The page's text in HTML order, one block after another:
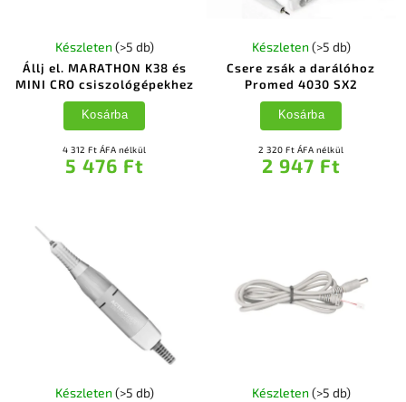
Állj el. MARATHON K38 és
MINI CRO csiszológépekhez
Készleten (>5 db)
4 312 Ft ÁFA nélkül
5 476 Ft
Kosárba
Csere zsák a darálóhoz
Promed 4030 SX2
Készleten (>5 db)
2 320 Ft ÁFA nélkül
2 947 Ft
Kosárba
Készleten (>5 db) Készleten (>5 db)